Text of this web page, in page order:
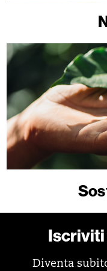
Iscriviti
Diventa